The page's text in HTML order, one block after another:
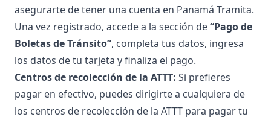
asegurarte de tener una cuenta en Panamá Tramita.
Una vez registrado, accede a la sección de“Pago de
Boletas de Tránsito”, completa tus datos, ingresa
los datos de tu tarjeta y finaliza el pago.
Centros de recolección de la ATTT: Si prefieres
pagar en efectivo, puedes dirigirte a cualquiera de
los centros de recolección de la ATTT para pagar tu